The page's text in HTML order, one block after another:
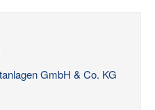
GmbH & Co. KG